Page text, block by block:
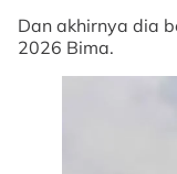
Dan akhirnya dia
2026 Bima.